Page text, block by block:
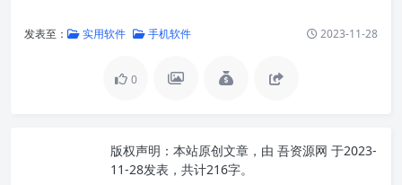
发表至： 实用软件 手机软件 2023-11-28
0
版权声明： 本站原创文章，由 吾资源网 于2023-
11-28发表，共计216字。